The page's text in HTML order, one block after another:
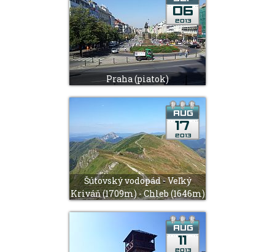
Praha (piatok)
Šútovský vodopád - Veľký
Kriváň (1709m) - Chleb (1646m)